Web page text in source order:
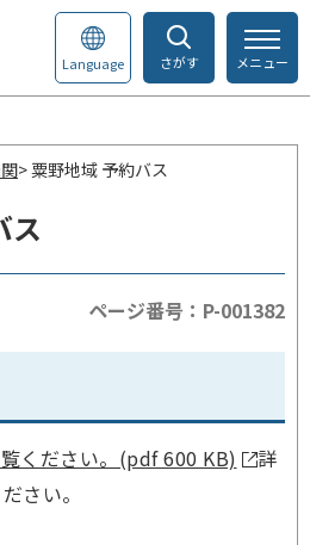
さがす
Language メニュー
> 粟野地域 予約バス
ス
ページ番号：P-001382
ください。(pdf 600 KB)
詳
さい。